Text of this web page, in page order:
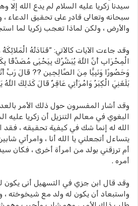
سيدنا زكريا عليه السلام لم يدع الله إلا
سبحانه وتعالى قادر على تحقيق الدعاء
والأرض ، ولكن لماذا تعجب زكريا لما
وقد جاءت الآيات كالآتي: “فَنَادَتْهُ
الْمِحْرَابِ أَنَّ اللَّهَ يُبَشِّرُكَ بِيَحْيَى مُصَدِّقًا
وَحَصُورًا وَنَبِيًّا مِنَ الصَّالِحِين ?? قَالَ رَبِّ
بَلَغَنِيَ الْكِبَرُ وَامْرَأَتِي عَاقِرٌ قَالَ كَذَلِكَ
وقد أشار المفسرون حول ذلك الأمر
البغوي في معالم التنزيل أن زكريا
الله له إنما شك في كيفية تحقيقه ، فقد
يتساءل أتجعلني يا الله أنا ، وامرأتي
أم ترزقني بولد من امرأة أخرى ، فكان
أمره .
وقد قال ابن جزي في التسهيل أنى يكون
واستبعاد أن يكون له ولد مع شيخوخته ،